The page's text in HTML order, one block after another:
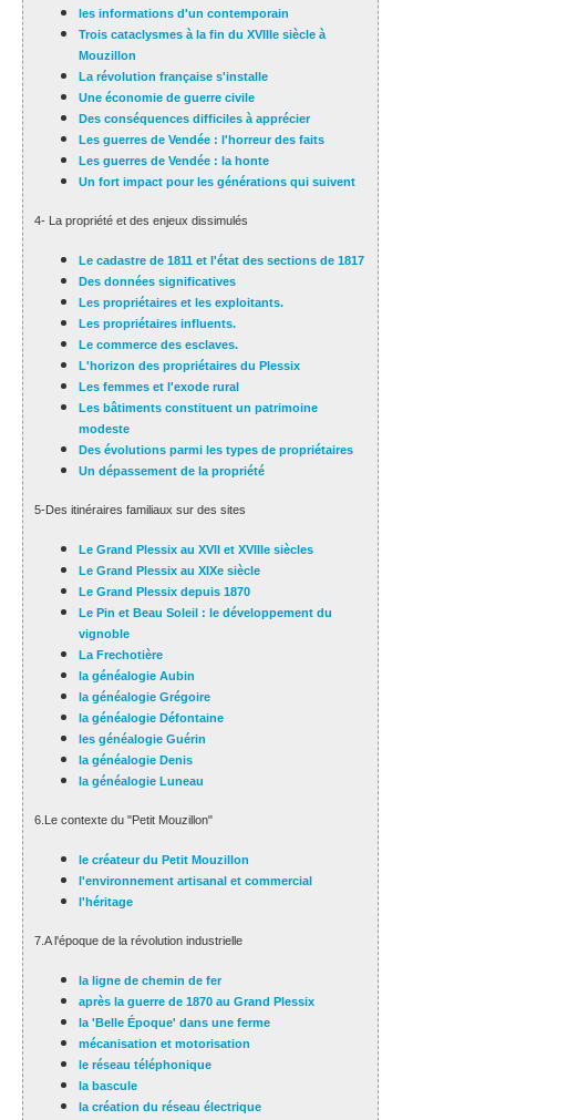
les informations d'un contemporain
Trois cataclysmes à la fin du XVIIIe siècle à
Mouzillon
La révolution française s'installe
Une économie de guerre civile
Des conséquences difficiles à apprécier
Les guerres de Vendée : l'horreur des faits
Les guerres de Vendée : la honte
Un fort impact pour les générations qui suivent
4- La propriété et des enjeux dissimulés
Le cadastre de 1811 et l'état des sections de 1817
Des données significatives
Les propriétaires et les exploitants.
Les propriétaires influents.
Le commerce des esclaves.
L'horizon des propriétaires du Plessix
Les femmes et l'exode rural
Les bâtiments constituent un patrimoine
modeste
Des évolutions parmi les types de propriétaires
Un dépassement de la propriété
5-Des itinéraires familiaux sur des sites
Le Grand Plessix au XVII et XVIIIe siècles
Le Grand Plessix au XIXe siècle
Le Grand Plessix depuis 1870
Le Pin et Beau Soleil : le développement du
vignoble
La Frechotière
la généalogie Aubin
la généalogie Grégoire
la généalogie Défontaine
les généalogie Guérin
la généalogie Denis
la généalogie Luneau
6.Le contexte du "Petit Mouzillon"
le créateur du Petit Mouzillon
l'environnement artisanal et commercial
l'héritage
7.A l'époque de la révolution industrielle
la ligne de chemin de fer
après la guerre de 1870 au Grand Plessix
la 'Belle Époque' dans une ferme
mécanisation et motorisation
le réseau téléphonique
la bascule
la création du réseau électrique